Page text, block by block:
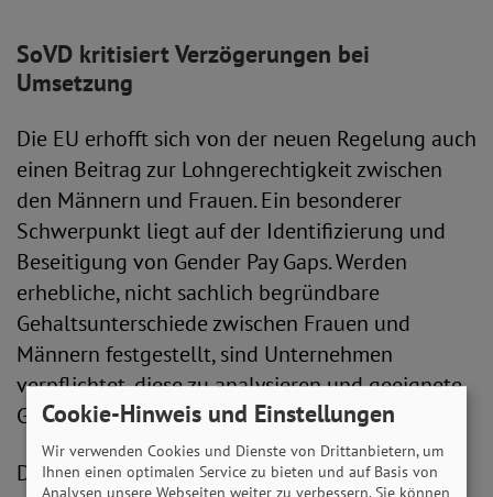
SoVD kritisiert Verzögerungen bei
Umsetzung
Die EU erhofft sich von der neuen Regelung auch
einen Beitrag zur Lohngerechtigkeit zwischen
den Männern und Frauen. Ein besonderer
Schwerpunkt liegt auf der Identifizierung und
Beseitigung von Gender Pay Gaps. Werden
erhebliche, nicht sachlich begründbare
Gehaltsunterschiede zwischen Frauen und
Männern festgestellt, sind Unternehmen
verpflichtet, diese zu analysieren und geeignete
Gegenmaßnahmen einzuleiten.
Die Schließung der Gender Pay Gap ist ein
Cookie-Hinweis und Einstellungen
Wir verwenden Cookies und Dienste von Drittanbietern, um
Ihnen einen optimalen Service zu bieten und auf Basis von
Analysen unsere Webseiten weiter zu verbessern. Sie können